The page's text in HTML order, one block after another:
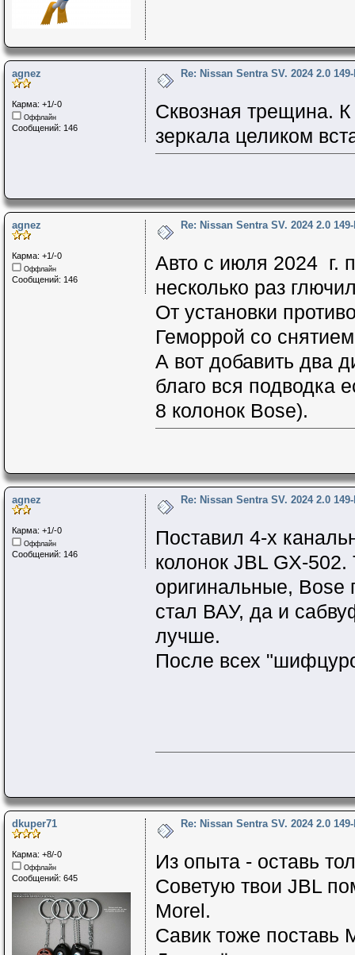
agnez
Карма: +1/-0
Оффлайн
Сообщений: 146
Re: Nissan Sentra SV. 2024 2.0
Сквозная трещина.
зеркала целиком
agnez
Карма: +1/-0
Оффлайн
Сообщений: 146
Re: Nissan Sentra SV. 2024 2.0
Авто с июля 2024 г.
несколько раз
От установки
Геморрой со
А вот добавить два
благо вся подводка
8 колонок Bose).
agnez
Карма: +1/-0
Оффлайн
Сообщений: 146
Re: Nissan Sentra SV. 2024 2.0
Поставил 4-х
колонок JBL GX-
оригинальные, Bose
стал ВАУ, да и
лучше.
После всех
dkuper71
Карма: +8/-0
Оффлайн
Сообщений: 645
Re: Nissan Sentra SV. 2024 2.0
Из опыта - оставь
Советую твои JBL
Morel.
Савик тоже поставь